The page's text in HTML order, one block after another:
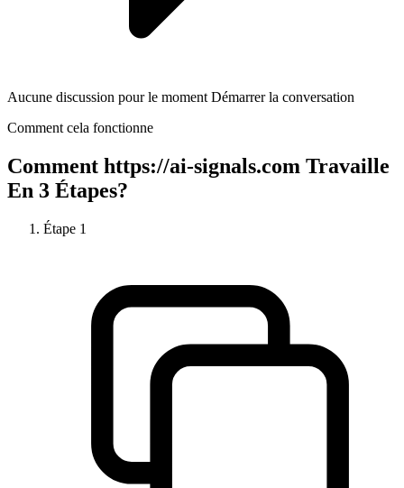
Aucune discussion pour le moment Démarrer la conversation
Comment cela fonctionne
Comment https://ai-signals.com Travaille
En 3 Étapes?
Étape 1